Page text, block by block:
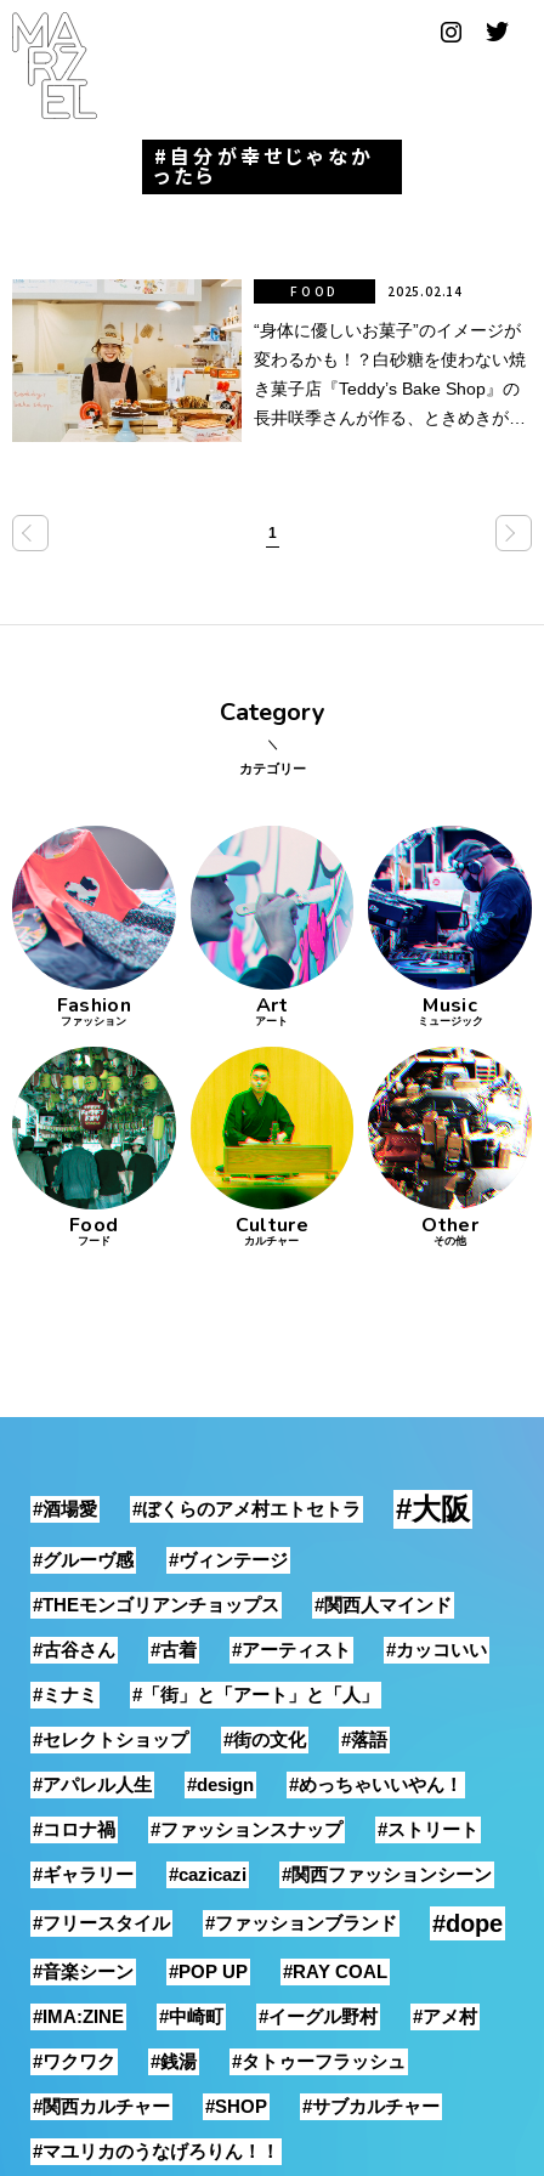
フィ
デザ
ナー
ー
スーツ
ンテ
写真
阪
の文
化
とは応援
立ったら
行動
するよう
ザインを
バファ
ャップ
頓堀
銭湯
自分が幸せじゃなか
ったら
“身体に優しいお菓子”のイメージが
変わるかも！？白砂糖を使わない焼
き菓子店『Teddy’s Bake Shop』の
長井咲季さんが作る、ときめきがい
FOOD 2025.02.14
« 1 »
Category
カテゴリー
Fashion
ファッション
Art
アート
Music
ミュージック
Food
フード
Culture
カルチャー
Other
その他
#酒場愛 #ぼくらのアメ村エトセトラ #大阪
#グルーヴ感 #ヴィンテージ
#THEモンゴリアンチョップス #関西人マインド
#古谷さん #古着 #アーティスト #カッコいい
#ミナミ #「街」と「アート」と「人」
#セレクトショップ #街の文化 #落語
#アパレル人生 #design #めっちゃいいやん！
#コロナ禍 #ファッションスナップ #ストリート
#ギャラリー #cazicazi #関西ファッションシーン
#フリースタイル #ファッションブランド #dope
#音楽シーン #POP UP #RAY COAL
#IMA:ZINE #中崎町 #イーグル野村 #アメ村
#ワクワク #銭湯 #タトゥーフラッシュ
#関西カルチャー #SHOP #サブカルチャー
#マユリカのうなげろりん！！